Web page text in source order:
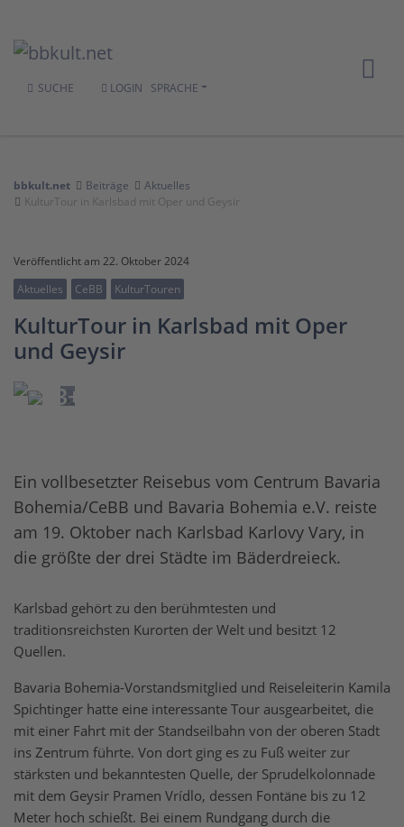
SUCHE LOGIN SPRACHE
bbkult.net Beiträge
Aktuelles
KulturTour in Karlsbad mit Oper und Geysir
Veröffentlicht am 22. Oktober 2024
Aktuelles
CeBB KulturTouren
KulturTour in Karlsbad mit Oper
und Geysir
3+
Ein vollbesetzter Reisebus vom Centrum Bavaria
Bohemia/CeBB und Bavaria Bohemia e.V. reiste
am 19. Oktober nach Karlsbad Karlovy Vary, in
die größte der drei Städte im Bäderdreieck.
Karlsbad gehört zu den berühmtesten und
traditionsreichsten Kurorten der Welt und besitzt 12
Quellen.
Bavaria Bohemia-Vorstandsmitglied und Reiseleiterin Kamila
Spichtinger hatte eine interessante Tour ausgearbeitet, die
mit einer Fahrt mit der Standseilbahn von der oberen Stadt
ins Zentrum führte. Von dort ging es zu Fuß weiter zur
stärksten und bekanntesten Quelle, der Sprudelkolonnade
mit dem Geysir Pramen Vrídlo, dessen Fontäne bis zu 12
Meter hoch schießt. Bei einem Rundgang durch die